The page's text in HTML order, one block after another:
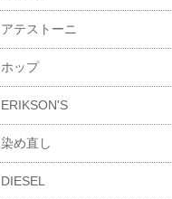
アテストーニ
ホップ
ERIKSON'S
染め直し
DIESEL